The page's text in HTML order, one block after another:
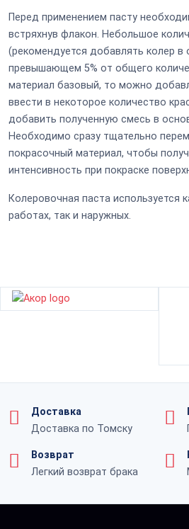
Перед применением пасту
встряхнув флакон. Небольшое
(рекомендуется добавлять колер в
превышающем 5% от общего
материал базовый, то можно
ввести в некоторое количество
добавить полученную смесь в
Необходимо сразу тщательно
покрасочный материал, чтобы
интенсивность при покраске
Колеровочная паста используется
работах, так и наружных.
Доставка
Доставка по Томску
Возврат
Легкий возврат брака